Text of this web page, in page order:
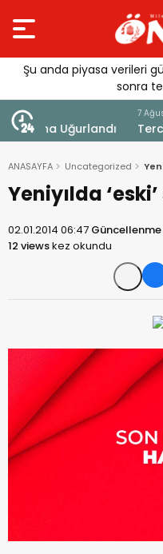
Şu anda piyasa verileri
sonra
Tercih Döneminde
ANASAYFA Uncategorized
Yeniyılda
02.01.2014 06:47 Güncellenme
12 viewskez okundu